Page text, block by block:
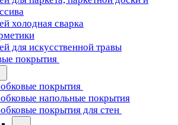
холодная сварка
для искусственной травы
покрытия
покрытия
напольные покрытия
покрытия для стен